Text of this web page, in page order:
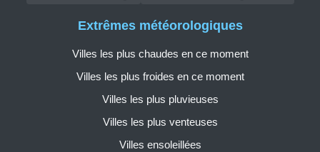
Extrêmes météorologiques
Villes les plus chaudes en ce moment
Villes les plus froides en ce moment
Villes les plus pluvieuses
Villes les plus venteuses
Villes ensoleillées